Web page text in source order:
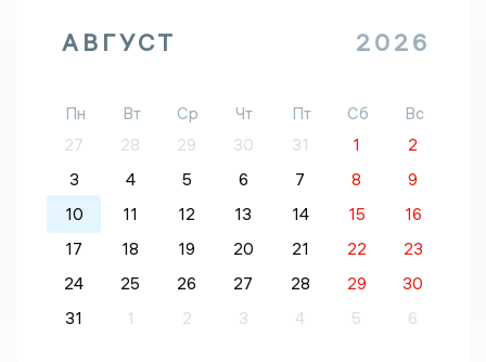
АВГУСТ 2026
Пн Вт Ср Чт Пт Сб
Вс
27
28 29 30 31 1
2
3
4 5 6 7 8
9
10
11 12 13 14 15
16
17
18 19 20 21 22
23
24
25 26 27 28 29
30
31
1 2 3 4 5 6